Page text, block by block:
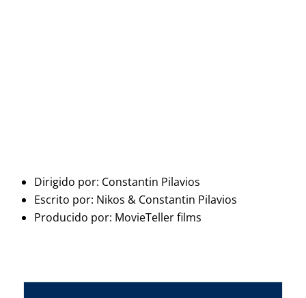
Dirigido por: Constantin Pilavios
Escrito por: Nikos & Constantin Pilavios
Producido por: MovieTeller films